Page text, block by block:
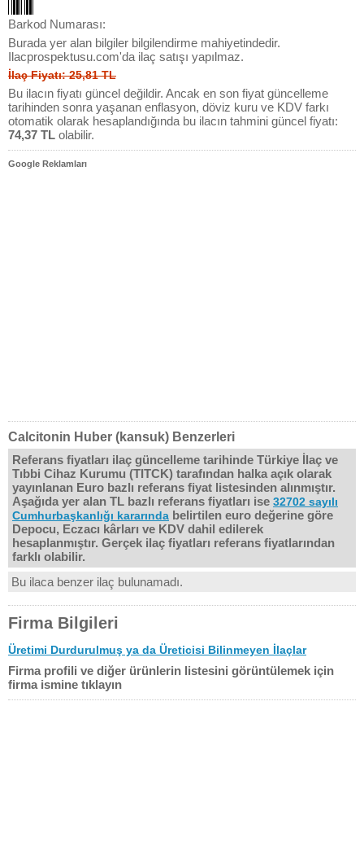
Barkod Numarası:
Burada yer alan bilgiler bilgilendirme mahiyetindedir.
Ilacprospektusu.com'da ilaç satışı yapılmaz.
İlaç Fiyatı: 25,81 TL
Bu ilacın fiyatı güncel değildir. Ancak en son fiyat güncelleme
tarihinden sonra yaşanan enflasyon, döviz kuru ve KDV farkı
otomatik olarak hesaplandığında bu ilacın tahmini güncel fiyatı:
74,37 TL olabilir.
Google Reklamları
Calcitonin Huber (kansuk) Benzerleri
Referans fiyatları ilaç güncelleme tarihinde Türkiye İlaç ve
Tıbbi Cihaz Kurumu (TITCK) tarafından halka açık olarak
yayınlanan Euro bazlı referans fiyat listesinden alınmıştır.
Aşağıda yer alan TL bazlı referans fiyatları ise 32702 sayılı
Cumhurbaşkanlığı kararında belirtilen euro değerine göre
Depocu, Eczacı kârları ve KDV dahil edilerek
hesaplanmıştır. Gerçek ilaç fiyatları referans fiyatlarından
farklı olabilir.
Bu ilaca benzer ilaç bulunamadı.
Firma Bilgileri
Üretimi Durdurulmuş ya da Üreticisi Bilinmeyen İlaçlar
Firma profili ve diğer ürünlerin listesini görüntülemek için
firma ismine tıklayın